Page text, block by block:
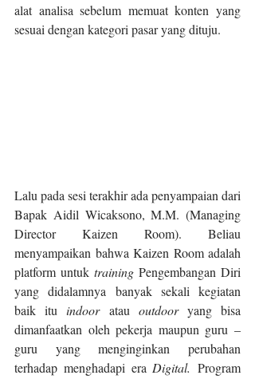
alat analisa sebelum memuat konten yang
sesuai dengan kategori pasar yang dituju.
Lalu pada sesi terakhir ada penyampaian dari
Bapak Aidil Wicaksono, M.M. (Managing
Director Kaizen Room). Beliau
menyampaikan bahwa Kaizen Room adalah
platform untuk training Pengembangan Diri
yang didalamnya banyak sekali kegiatan
baik itu indoor atau outdoor yang bisa
dimanfaatkan oleh pekerja maupun guru –
guru yang menginginkan perubahan
terhadap menghadapi era Digital. Program